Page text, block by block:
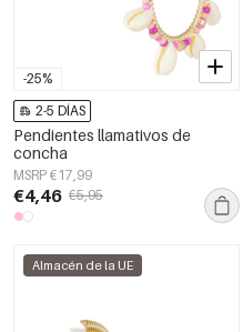
-25%
2-5 DÍAS
Pendientes llamativos de
concha
MSRP €17,99
€4,46 €5,95
Almacén de la UE